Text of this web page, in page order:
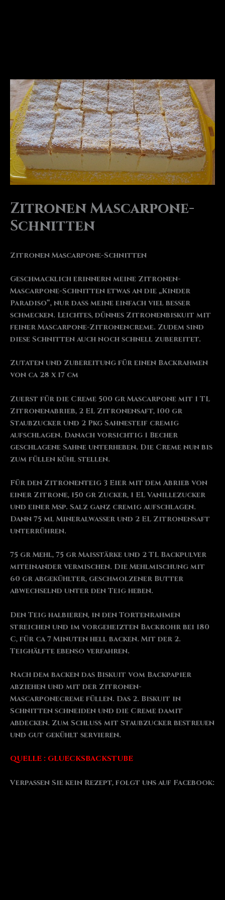
Zitronen Mascarpone-
Schnitten
Zitronen Mascarpone-Schnitten
Geschmacklich erinnern meine Zitronen-
Mascarpone-Schnitten etwas an die „Kinder
Paradiso“, nur dass meine einfach viel besser
schmecken. Leichtes, dünnes Zitronenbiskuit mit
feiner Mascarpone-Zitronencreme. Zudem sind
diese Schnitten auch noch schnell zubereitet.
Zutaten und Zubereitung für einen Backrahmen
von ca 28 x 17 cm
Zuerst für die Creme 500 gr Mascarpone mit 1 TL
Zitronenabrieb, 2 EL Zitronensaft, 100 gr
Staubzucker und 2 Pkg Sahnesteif cremig
aufschlagen. Danach vorsichtig 1 Becher
geschlagene Sahne unterheben. Die Creme nun bis
zum füllen kühl stellen.
Für den Zitronenteig 3 Eier mit dem Abrieb von
einer Zitrone, 150 gr Zucker, 1 EL Vanillezucker
und einer Msp. Salz ganz cremig aufschlagen.
Dann 75 ml Mineralwasser und 2 EL Zitronensaft
unterrühren.
75 gr Mehl, 75 gr Maisstärke und 2 TL Backpulver
miteinander vermischen. Die Mehlmischung mit
60 gr abgekühlter, geschmolzener Butter
abwechselnd unter den Teig heben.
Den Teig halbieren, in den Tortenrahmen
streichen und im vorgeheizten Backrohr bei 180
C, für ca 7 Minuten hell backen. Mit der 2.
Teighälfte ebenso verfahren.
Nach dem backen das Biskuit vom Backpapier
abziehen und mit der Zitronen-
Mascarponecreme füllen. Das 2. Biskuit in
Schnitten schneiden und die Creme damit
abdecken. Zum Schluß mit Staubzucker bestreuen
und gut gekühlt servieren.
QUELLE : GLUECKSBACKSTUBE
Verpassen Sie kein Rezept, folgt uns auf Facebook: